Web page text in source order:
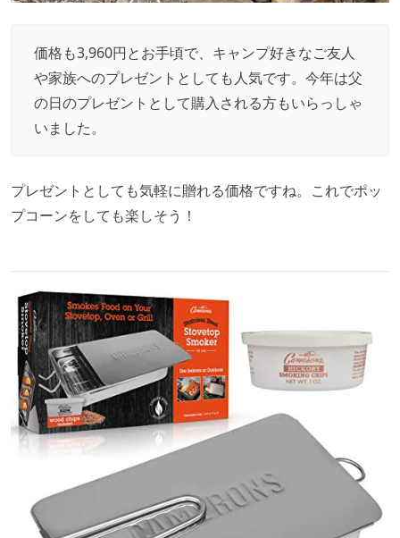
価格も3,960円とお手頃で、キャンプ好きなご友人
や家族へのプレゼントとしても人気です。今年は父
の日のプレゼントとして購入される方もいらっしゃ
いました。
プレゼントとしても気軽に贈れる価格ですね。これでポッ
プコーンをしても楽しそう！